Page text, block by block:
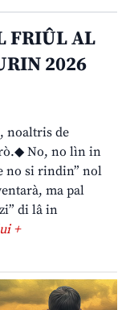
FRIÛL AL
2026
noaltris de
No, no lìn in
no si rindin” nol
ma pal
di lâ in
+